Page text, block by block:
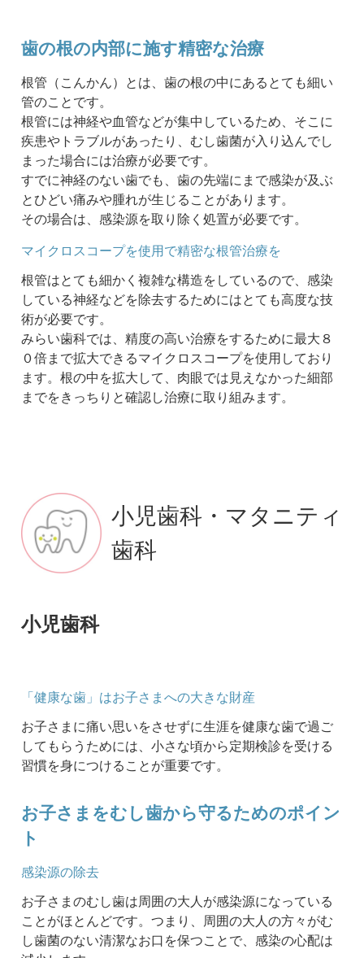
歯の根の内部に施す精密な治療
根管（こんかん）とは、歯の根の中にあるとても細い
管のことです。
根管には神経や血管などが集中しているため、そこに
疾患やトラブルがあったり、むし歯菌が入り込んでし
まった場合には治療が必要です。
すでに神経のない歯でも、歯の先端にまで感染が及ぶ
とひどい痛みや腫れが生じることがあります。
その場合は、感染源を取り除く処置が必要です。
マイクロスコープを使用で精密な根管治療を
根管はとても細かく複雑な構造をしているので、感染
している神経などを除去するためにはとても高度な技
術が必要です。
みらい歯科では、精度の高い治療をするために最大８
０倍まで拡大できるマイクロスコープを使用しており
ます。根の中を拡大して、肉眼では見えなかった細部
までをきっちりと確認し治療に取り組みます。
小児歯科・マタニティ
歯科
小児歯科
「健康な歯」はお子さまへの大きな財産
お子さまに痛い思いをさせずに生涯を健康な歯で過ご
してもらうためには、小さな頃から定期検診を受ける
習慣を身につけることが重要です。
お子さまをむし歯から守るためのポイン
ト
感染源の除去
お子さまのむし歯は周囲の大人が感染源になっている
ことがほとんどです。つまり、周囲の大人の方々がむ
し歯菌のない清潔なお口を保つことで、感染の心配は